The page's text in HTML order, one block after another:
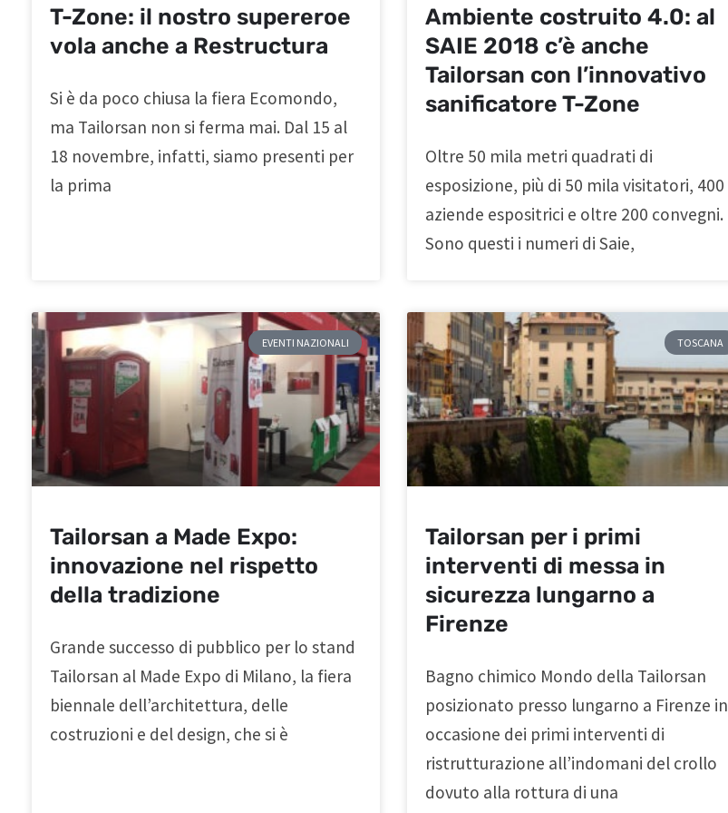
T-Zone: il nostro supereroe
vola anche a Restructura
Si è da poco chiusa la fiera Ecomondo,
ma Tailorsan non si ferma mai. Dal 15 al
18 novembre, infatti, siamo presenti per
la prima
Ambiente costruito 4.0: al
SAIE 2018 c’è anche
Tailorsan con l’innovativo
sanificatore T-Zone
Oltre 50 mila metri quadrati di
esposizione, più di 50 mila visitatori, 400
aziende espositrici e oltre 200 convegni.
Sono questi i numeri di Saie,
EVENTI NAZIONALI
Tailorsan a Made Expo:
innovazione nel rispetto
della tradizione
Grande successo di pubblico per lo stand
Tailorsan al Made Expo di Milano, la fiera
biennale dell’architettura, delle
costruzioni e del design, che si è
TOSCANA
Tailorsan per i primi
interventi di messa in
sicurezza lungarno a
Firenze
Bagno chimico Mondo della Tailorsan
posizionato presso lungarno a Firenze in
occasione dei primi interventi di
ristrutturazione all’indomani del crollo
dovuto alla rottura di una